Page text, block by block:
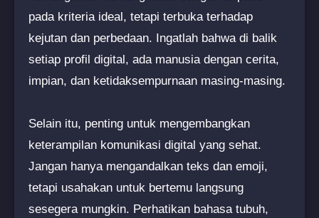
pada kriteria ideal, tetapi terbuka terhadap
kejutan dan perbedaan. Ingatlah bahwa di balik
setiap profil digital, ada manusia dengan cerita,
impian, dan ketidaksempurnaan masing-masing.
Selain itu, penting untuk mengembangkan
keterampilan komunikasi digital yang sehat.
Jangan hanya mengandalkan teks dan emoji,
tetapi usahakan untuk bertemu langsung
sesegera mungkin. Perhatikan bahasa tubuh,